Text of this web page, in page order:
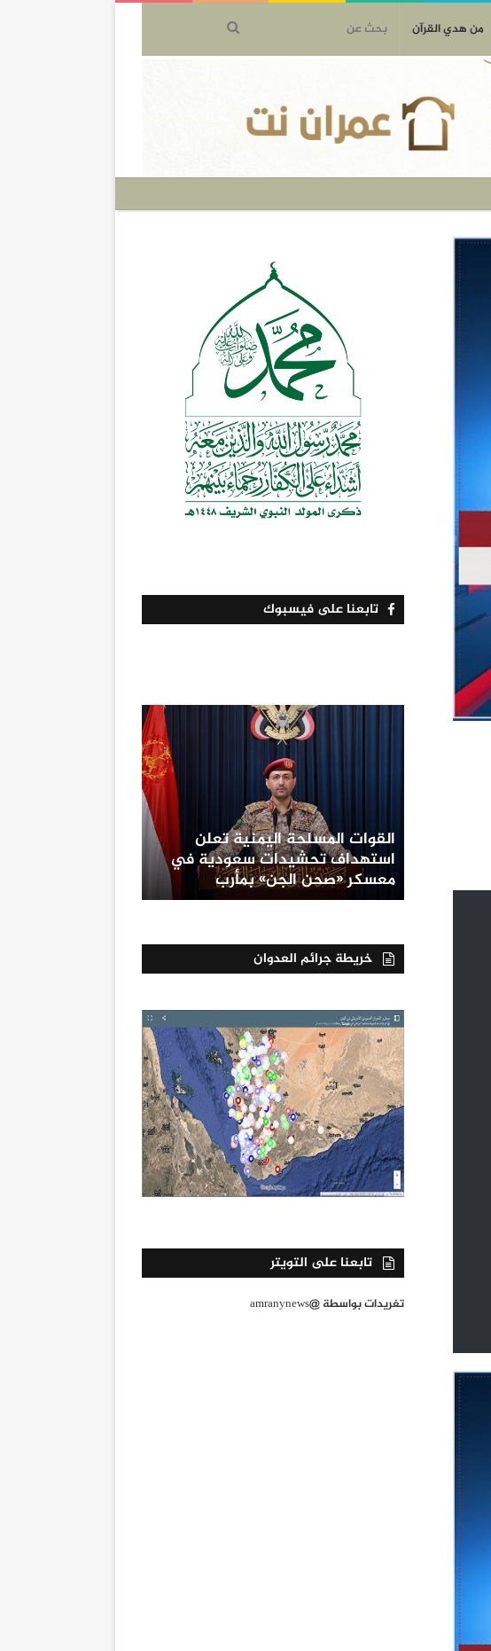
من هدي القرآن
تابعنا على فيسبوك
القوات المسلحة اليمنية تعلن
استهداف تحشيدات سعودية في
معسكر «صحن الجن» بمأرب
خريطة جرائم العدوان
تابعنا على التويتر
تغريدات بواسطة @amranynews